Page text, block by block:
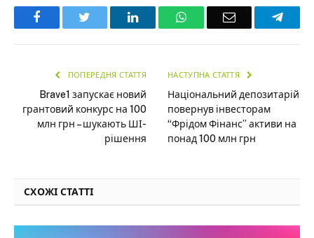
Facebook LinkedInWhatsAppEmail
ПОПЕРЕДНЯ СТАТТЯ
Brave1 запускає новий
грантовий конкурс на 100
млн грн – шукають ШІ-
рішення
НАСТУПНА СТАТТЯ
Національний депозитарій
повернув інвесторам
“Фрідом Фінанс” активи на
понад 100 млн грн
СХОЖІ СТАТТІ